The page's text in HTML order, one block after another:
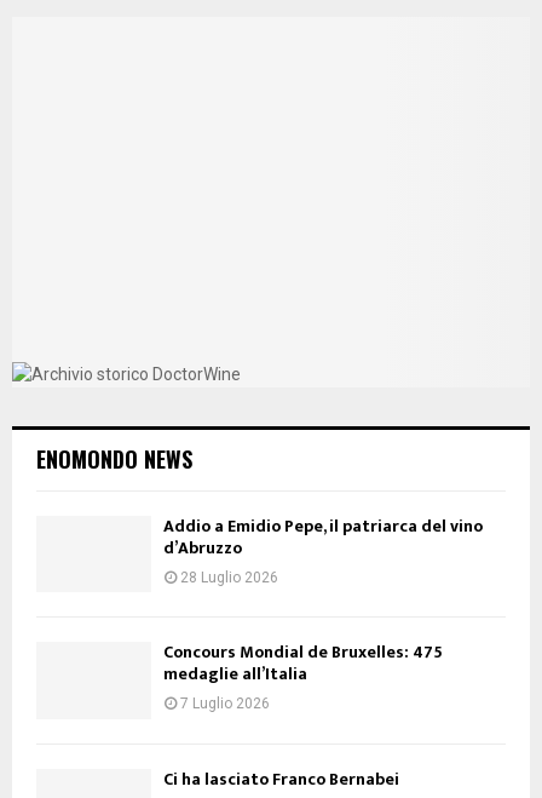
ENOMONDO NEWS
Addio a Emidio Pepe, il patriarca del vino
d’Abruzzo
28 Luglio 2026
Concours Mondial de Bruxelles: 475
medaglie all’Italia
7 Luglio 2026
Ci ha lasciato Franco Bernabei